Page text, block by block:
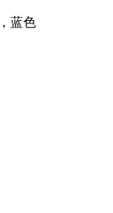
蓝色